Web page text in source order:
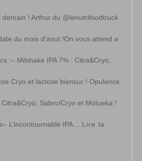
demain ! Arthur du @lenutrifoodtruck
du mois d’aout !On vous attend a
:– Milshake IPA 7% : Citra&Cryo,
Cryo et lactose biensur ! Opulence
Sabro/Cryo et Motueka !
L’incontournable IPA… Lire la